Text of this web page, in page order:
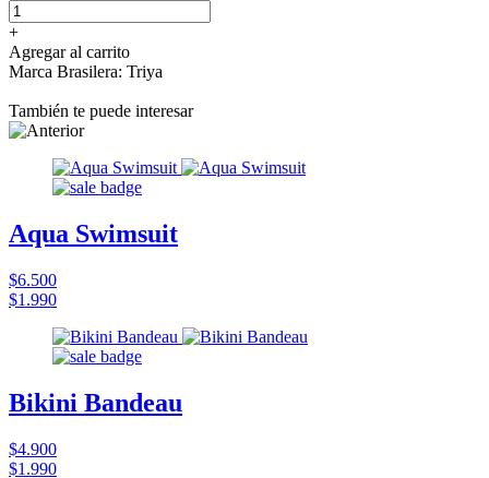
+
Agregar al carrito
Marca Brasilera: Triya
También te puede interesar
Aqua Swimsuit
$6.500
$1.990
Bikini Bandeau
$4.900
$1.990